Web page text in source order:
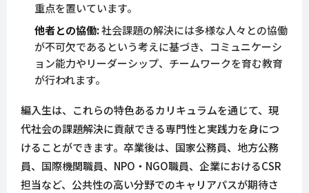
重点を置いています。
他者との協働:社会課題の解決には多様な人々との協働
が不可欠であるという考えに基づき、コミュニケーシ
ョン能力やリーダーシップ、チームワークを育む教育
が行われます。
編入生は、これらの特色あるカリキュラムを通じて、現
代社会の課題解決に貢献できる専門性と実践力を身につ
けることができます。卒業後は、国家公務員、地方公務
員、国際機関職員、NPO・NGO職員、企業におけるCSR
担当など、公共性の高い分野でのキャリアパスが期待さ